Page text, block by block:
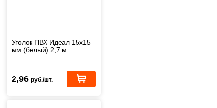
Уголок ПВХ Идеал 15х15
мм (белый) 2,7 м
2,96 руб./шт.